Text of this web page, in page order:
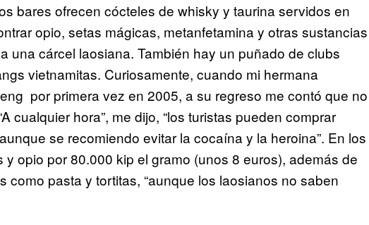
bares ofrecen cócteles de whisky y taurina servidos en
opio, setas mágicas, metanfetamina y otras sustancias
una cárcel laosiana. También hay un puñado de clubs
vietnamitas. Curiosamente, cuando mi hermana
por primera vez en 2005, a su regreso me contó que no
cualquier hora”, me dijo, “los turistas pueden comprar
se recomiendo evitar la cocaína y la heroina”. En los
opio por 80.000 kip el gramo (unos 8 euros), además de
como pasta y tortitas, “aunque los laosianos no saben